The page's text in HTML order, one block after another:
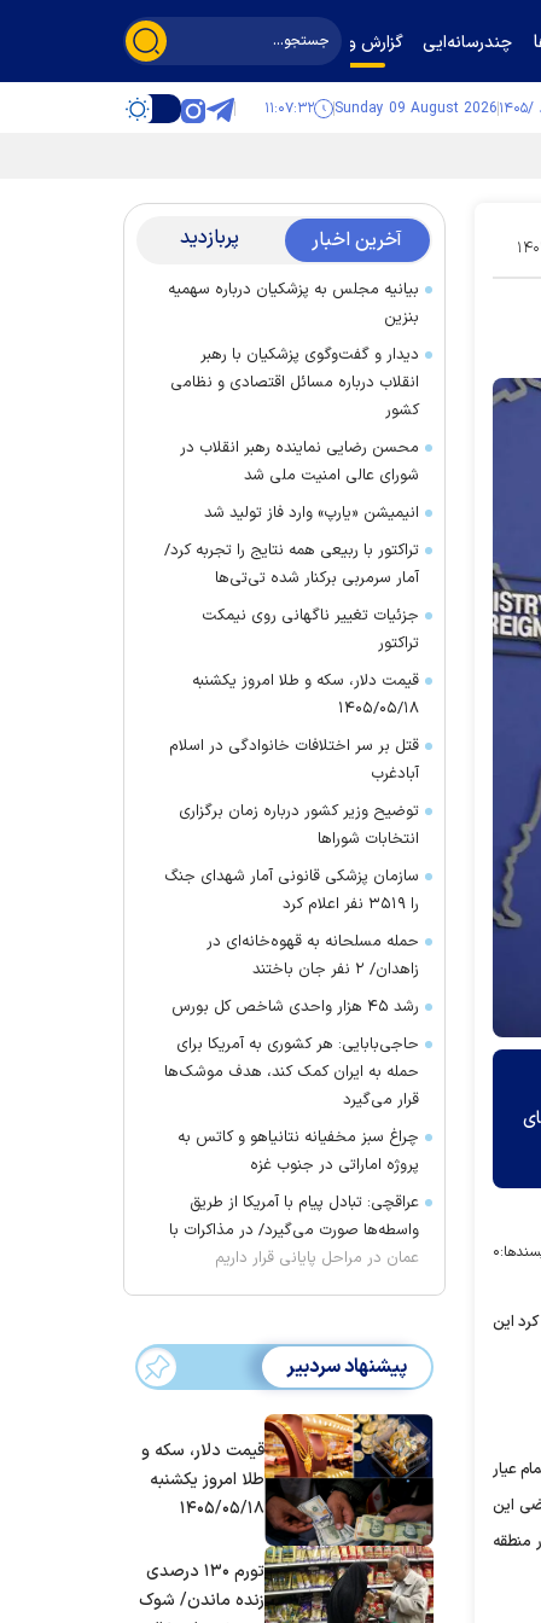
چندرسانه‌ایی گزارش و گفت‌وگو
Sunday 09 August 2026 ۱۱:۰۷:۳۳
۱۴
۰
این
عیار
این
منطقه
آخرین اخبار پربازدید
بیانیه مجلس به پزشکیان درباره سهمیه
بنزین
دیدار و گفت‌وگوی پزشکیان با رهبر
انقلاب درباره مسائل اقتصادی و نظامی
کشور
محسن رضایی نماینده رهبر انقلاب در
شورای عالی امنیت ملی شد
انیمیشن «یارپ» وارد فاز تولید شد
تراکتور با ربیعی همه نتایج را تجربه کرد/
آمار سرمربی برکنار شده تی‌تی‌ها
جزئیات تغییر ناگهانی روی نیمکت
تراکتور
قیمت دلار، سکه و طلا امروز یکشنبه
۱۴۰۵/۰۵/۱۸
قتل بر سر اختلافات خانوادگی در اسلام
آبادغرب
توضیح وزیر کشور درباره زمان برگزاری
انتخابات شورا‌ها
سازمان پزشکی قانونی آمار شهدای جنگ
را ۳۵۱۹ نفر اعلام کرد
حمله مسلحانه به قهوه‌خانه‌ای در
زاهدان/ ۲ نفر جان باختند
رشد ۴۵ هزار واحدی شاخص کل بورس
حاجی‌بابایی: هر کشوری به آمریکا برای
حمله به ایران کمک کند، هدف موشک‌ها
قرار می‌گیرد
چراغ سبز مخفیانه نتانیاهو و کاتس به
پروژه اماراتی در جنوب غزه
عراقچی: تبادل پیام با آمریکا از طریق
واسطه‌ها صورت می‌گیرد/ در مذاکرات با
عمان در مراحل پایانی قرار داریم
پیشنهاد سردبیر
قیمت دلار، سکه و
طلا امروز یکشنبه
۱۴۰۵/۰۵/۱۸
تورم ۱۳۰ درصدی
زنده ماندن/ شوک